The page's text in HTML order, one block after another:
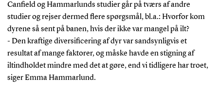
Canfield og Hammarlunds studier går på tværs af andre
studier og rejser dermed flere spørgsmål, bl.a.: Hvorfor kom
dyrene så sent på banen, hvis der ikke var mangel på ilt?
- Den kraftige diversificering af dyr var sandsynligvis et
resultat af mange faktorer, og måske havde en stigning af
iltindholdet mindre med det at gøre, end vi tidligere har troet,
siger Emma Hammarlund.